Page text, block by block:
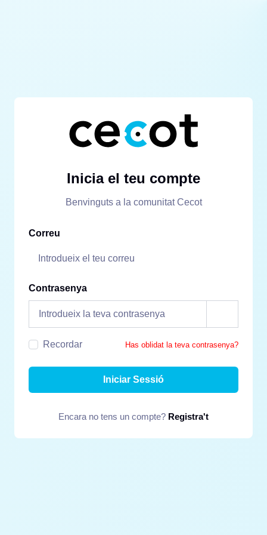
Inicia el teu compte
Benvinguts a la comunitat Cecot
Correu
Contrasenya
Recordar Has oblidat la teva contrasenya?
Iniciar Sessió
Encara no tens un compte? Registra't